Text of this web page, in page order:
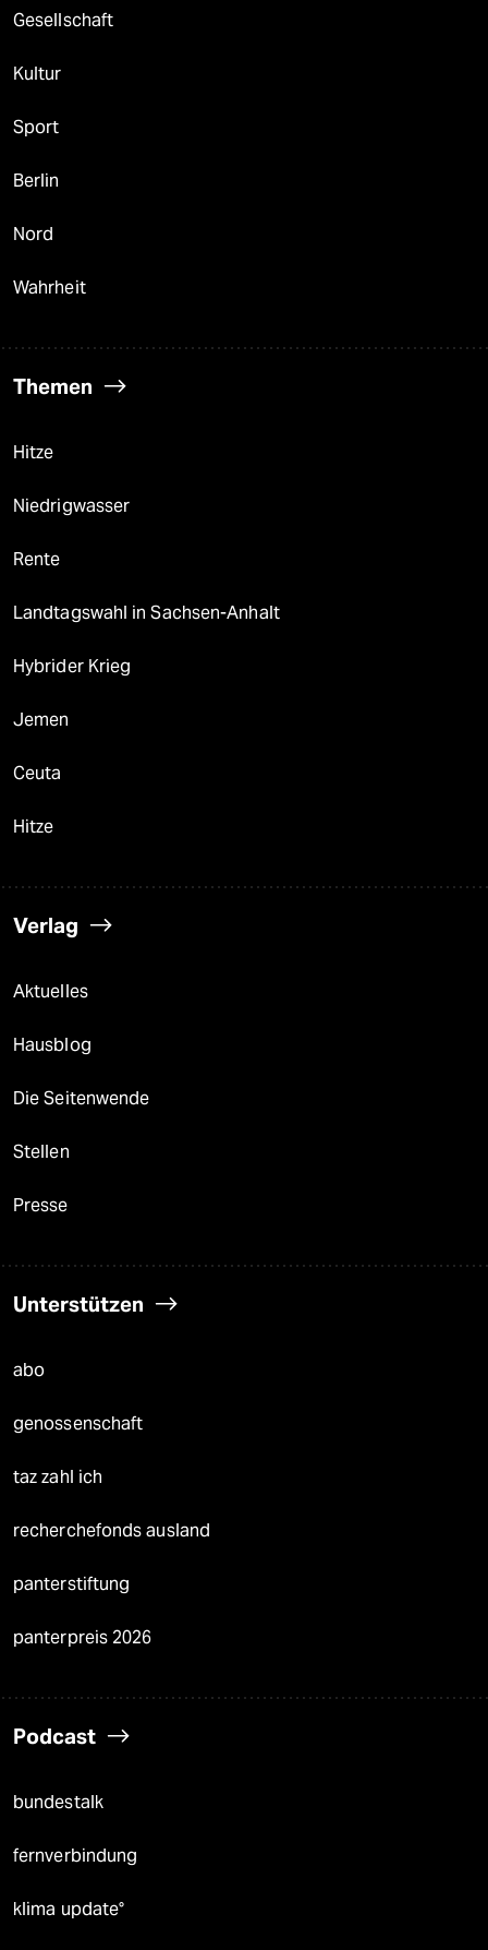
Gesellschaft
Kultur
Sport
Berlin
Nord
Wahrheit
Themen
Hitze
Niedrigwasser
Rente
Landtagswahl in Sachsen-Anhalt
Hybrider Krieg
Jemen
Ceuta
Hitze
Verlag
Aktuelles
Hausblog
Die Seitenwende
Stellen
Presse
Unterstützen
abo
genossenschaft
taz zahl ich
recherchefonds ausland
panterstiftung
panterpreis 2026
Podcast
bundestalk
fernverbindung
klima update°